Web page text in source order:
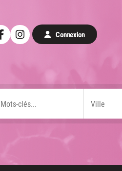
Connexion